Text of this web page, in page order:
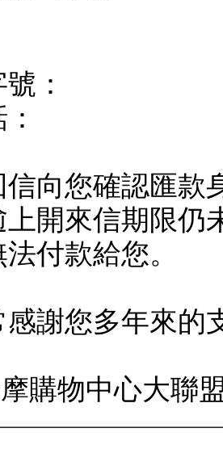
：
向您確認匯款
開來信期限仍
付款給您。
謝您多年來的
摩購物中心大